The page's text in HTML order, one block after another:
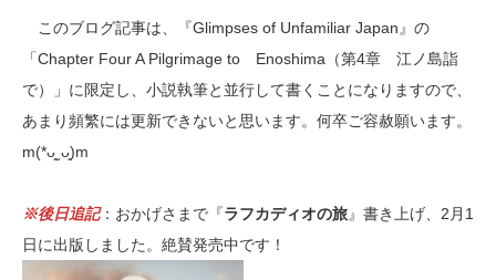
このブログ記事は、『Glimpses of Unfamiliar Japan』の
「Chapter Four A Pilgrimage to Enoshima（第4章 江ノ島詣
で）」に限定し、小説執筆と並行して書くことになりますので、
あまり頻繁には更新できないと思います。何卒ご容赦願います。
m(*ᴗ͈ˬᴗ͈)m
※後日追記：おかげさまで『ラフカディオの旅』書き上げ、2月1
日に出版しました。絶賛発売中です！